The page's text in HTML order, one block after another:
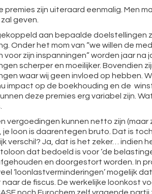
premies zijn uiteraard eenmalig. Men
geven.
aan bepaalde doelstellingen
Onder het mom van “we willen de
voor zijn inspanningen” worden jaar na
scherper en moeilijker. Bovendien
waar wij geen invloed op hebben.
impact op de boekhouding en de
deze premies erg variabel zijn.
vergoedingen kunnen netto zijn
je loon is daarentegen bruto. Dat is
verschil? Ja, dat is het zeker… indien
dat bedoeld is voor ‘de
en doorgestort worden. In
‘loonlastverminderingen’ mogelijk
de fiscus. De werkelijke loonkost